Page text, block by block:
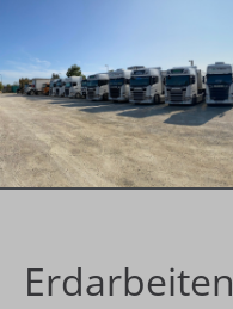
Erdarbeiten